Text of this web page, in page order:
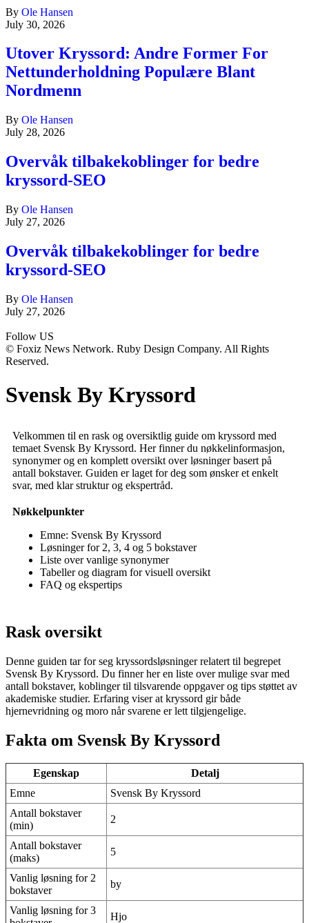
By Ole Hansen
July 30, 2026
Utover Kryssord: Andre Former For
Nettunderholdning Populære Blant
Nordmenn
By Ole Hansen
July 28, 2026
Overvåk tilbakekoblinger for bedre
kryssord-SEO
By Ole Hansen
July 27, 2026
Overvåk tilbakekoblinger for bedre
kryssord-SEO
By Ole Hansen
July 27, 2026
Follow US
© Foxiz News Network. Ruby Design Company. All Rights
Reserved.
Svensk By Kryssord
Velkommen til en rask og oversiktlig guide om kryssord med
temaet Svensk By Kryssord. Her finner du nøkkelinformasjon,
synonymer og en komplett oversikt over løsninger basert på
antall bokstaver. Guiden er laget for deg som ønsker et enkelt
svar, med klar struktur og ekspertråd.
Nøkkelpunkter
Emne: Svensk By Kryssord
Løsninger for 2, 3, 4 og 5 bokstaver
Liste over vanlige synonymer
Tabeller og diagram for visuell oversikt
FAQ og ekspertips
Rask oversikt
Denne guiden tar for seg kryssordsløsninger relatert til begrepet
Svensk By Kryssord. Du finner her en liste over mulige svar med
antall bokstaver, koblinger til tilsvarende oppgaver og tips støttet av
akademiske studier. Erfaring viser at kryssord gir både
hjernevridning og moro når svarene er lett tilgjengelige.
Fakta om Svensk By Kryssord
Egenskap
Detalj
Emne
Svensk By Kryssord
Antall bokstaver
(min)
2
Antall bokstaver
(maks)
5
Vanlig løsning for 2
bokstaver
by
Vanlig løsning for 3
Hjo